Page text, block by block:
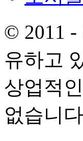
© 2011 -
유하고
상업적
없습니